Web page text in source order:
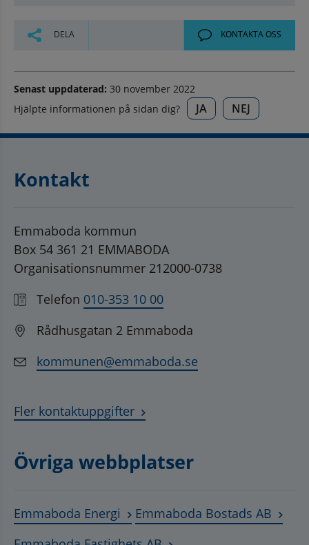
DELA KONTAKTA OSS
Senast uppdaterad: 30 november 2022
Hjälpte informationen på sidan dig?
JA NEJ
Kontakt
Emmaboda kommun
Box 54 361 21 EMMABODA
Organisationsnummer 212000-0738
Telefon 010-353 10 00
Rådhusgatan 2 Emmaboda
kommunen@emmaboda.se
Fler kontaktuppgifter
Övriga webbplatser
Emmaboda Energi Länk till annan webbplats,
Emmaboda Bostads AB